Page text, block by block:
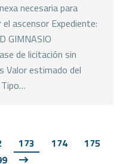
necesaria para
ascensor Expediente:
GIMNASIO
de licitación sin
Valor estimado del
173 174
175